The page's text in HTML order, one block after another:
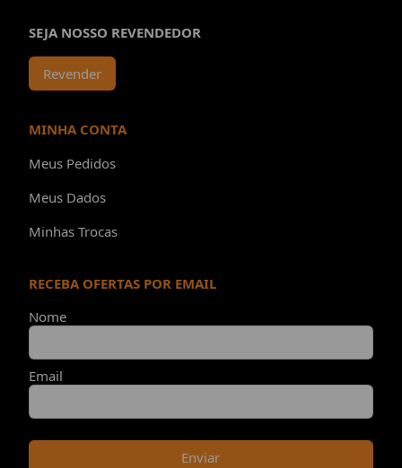
SEJA NOSSO REVENDEDOR
Revender
MINHA CONTA
Meus Pedidos
Meus Dados
Minhas Trocas
RECEBA OFERTAS POR EMAIL
Nome
Email
Enviar